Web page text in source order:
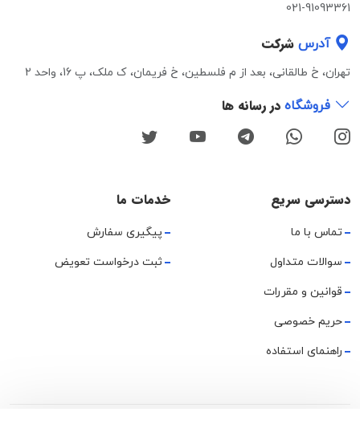
021-91093361
آدرس شرکت
تهران، خ طالقانی، بعد از م فلسطین، خ فریمان، ک ملک، پ 16، واحد 2
فروشگاه در رسانه ها
دسترسی سریع
تماس با ما
سوالات متداول
قوانین و مقررات
حریم خصوصی
راهنمای استفاده
خدمات ما
پیگیری سفارش
ثبت درخواست تعویض